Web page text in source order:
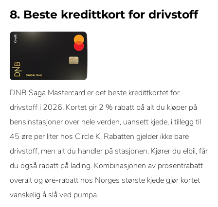
8. Beste kredittkort for drivstoff
DNB Saga Mastercard er det beste kredittkortet for
drivstoff i 2026. Kortet gir 2 % rabatt på alt du kjøper på
bensinstasjoner over hele verden, uansett kjede, i tillegg til
45 øre per liter hos Circle K. Rabatten gjelder ikke bare
drivstoff, men alt du handler på stasjonen. Kjører du elbil, får
du også rabatt på lading. Kombinasjonen av prosentrabatt
overalt og øre-rabatt hos Norges største kjede gjør kortet
vanskelig å slå ved pumpa.